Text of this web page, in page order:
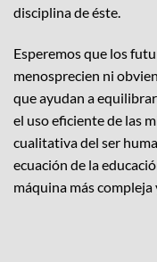
disciplina de éste.
Esperemos que los
menosprecien ni
que ayudan a
el uso eficiente de las
cualitativa del ser
ecuación de la
máquina más compleja